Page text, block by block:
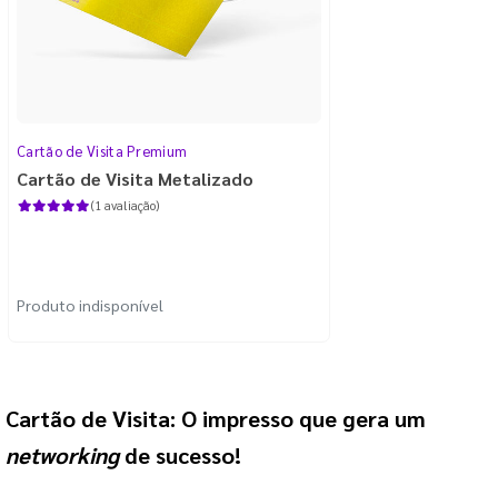
Cartão de Visita Premium
Cartão de Visita Metalizado
(1 avaliação)
Produto indisponível
Cartão de Visita: O impresso que gera um
networkingde sucesso!